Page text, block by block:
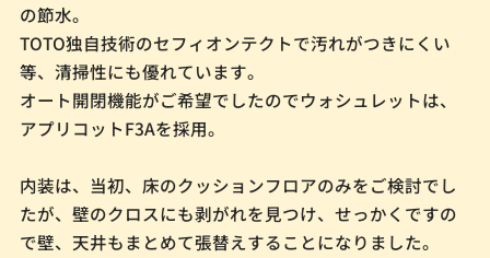
の節水。
TOTO独自技術のセフィオンテクトで汚れがつきにくい
等、清掃性にも優れています。
オート開閉機能がご希望でしたのでウォシュレットは、
アプリコットF3Aを採用。
内装は、当初、床のクッションフロアのみをご検討でし
たが、壁のクロスにも剥がれを見つけ、せっかくですの
で壁、天井もまとめて張替えすることになりました。